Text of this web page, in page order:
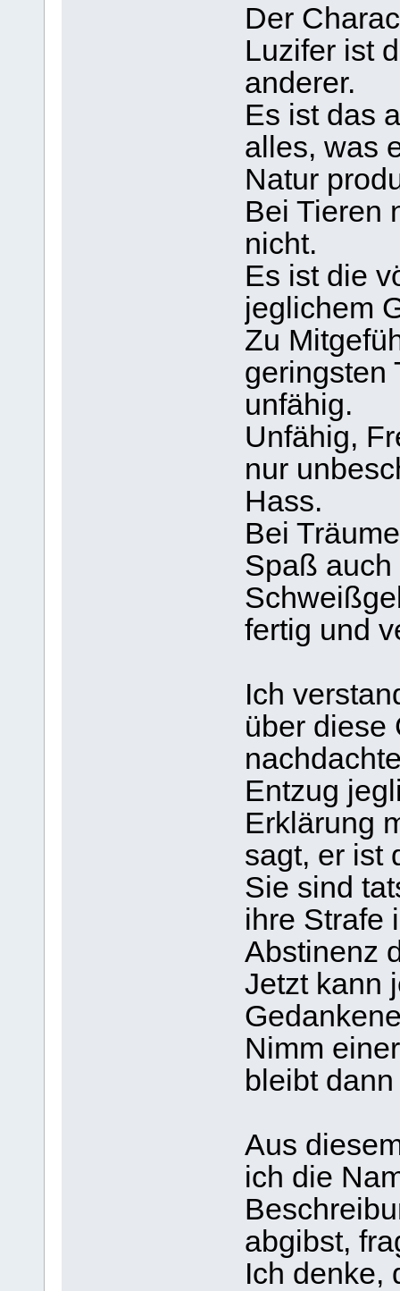
Der
Luzifer ist
anderer.
Es ist das
alles, was
Natur
Bei Tieren
nicht.
Es ist die
jeglichem
Zu
geringsten
unfähig.
Unfähig,
nur
Hass.
Bei
Spaß auch
fertig und
Ich
über diese
Entzug
Erklärung
sagt, er ist
Sie sind
ihre Strafe
Abstinenz
Jetzt kann
Nimm
bleibt
Aus
ich die
abgibst,
Ich denke,